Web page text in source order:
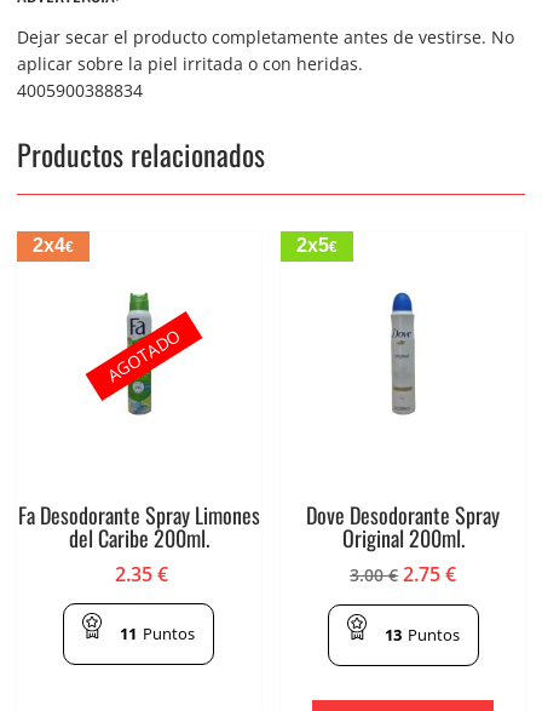
Dejar secar el producto completamente antes de vestirse. No
aplicar sobre la piel irritada o con heridas.
4005900388834
Productos relacionados
2x4€
Fa Desodorante Spray Limones
del Caribe 200ml.
2.35€
11 Puntos
AGOTADO
2x5€
Dove Desodorante Spray
Original 200ml.
3.00€ 2.75€
13 Puntos